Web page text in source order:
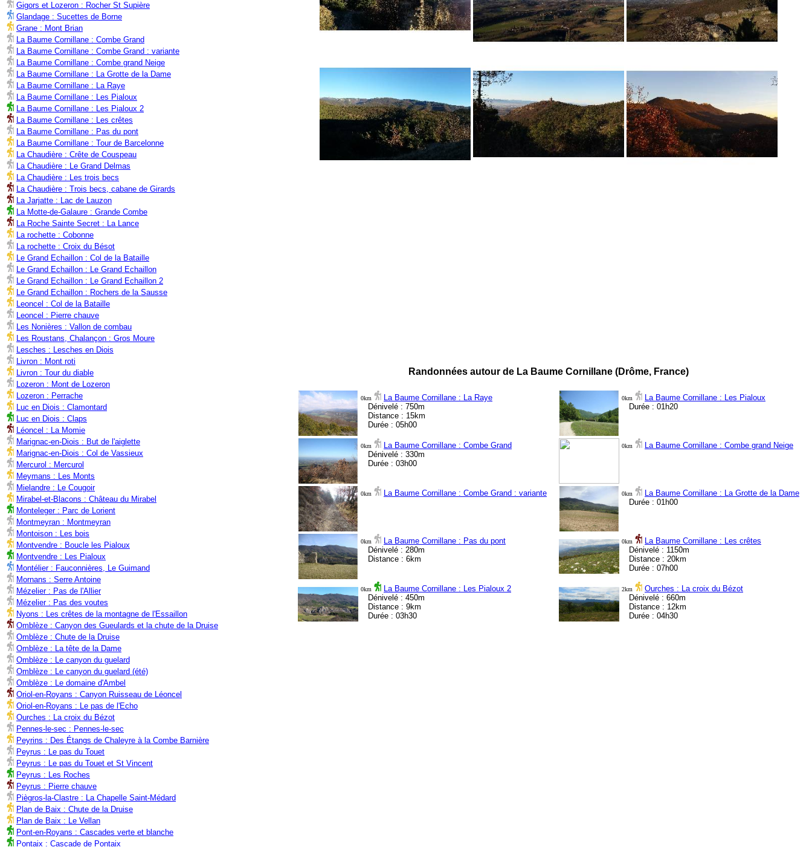
Gigors et Lozeron : Rocher St Supière
Glandage : Sucettes de Borne
Grane : Mont Brian
La Baume Cornillane : Combe Grand
La Baume Cornillane : Combe Grand : variante
La Baume Cornillane : Combe grand Neige
La Baume Cornillane : La Grotte de la Dame
La Baume Cornillane : La Raye
La Baume Cornillane : Les Pialoux
La Baume Cornillane : Les Pialoux 2
La Baume Cornillane : Les crêtes
La Baume Cornillane : Pas du pont
La Baume Cornillane : Tour de Barcelonne
La Chaudière : Crête de Couspeau
La Chaudière : Le Grand Delmas
La Chaudière : Les trois becs
La Chaudière : Trois becs, cabane de Girards
La Jarjatte : Lac de Lauzon
La Motte-de-Galaure : Grande Combe
La Roche Sainte Secret : La Lance
La rochette : Cobonne
La rochette : Croix du Bésot
Le Grand Echaillon : Col de la Bataille
Le Grand Echaillon : Le Grand Echaillon
Le Grand Echaillon : Le Grand Echaillon 2
Le Grand Echaillon : Rochers de la Sausse
Leoncel : Col de la Bataille
Leoncel : Pierre chauve
Les Nonières : Vallon de combau
Les Roustans, Chalançon : Gros Moure
Lesches : Lesches en Diois
Livron : Mont roti
Livron : Tour du diable
Lozeron : Mont de Lozeron
Lozeron : Perrache
Luc en Diois : Clamontard
Luc en Diois : Claps
Léoncel : La Momie
Marignac-en-Diois : But de l'aiglette
Marignac-en-Diois : Col de Vassieux
Mercurol : Mercurol
Meymans : Les Monts
Mielandre : Le Cougoir
Mirabel-et-Blacons : Château du Mirabel
Monteleger : Parc de Lorient
Montmeyran : Montmeyran
Montoison : Les bois
Montvendre : Boucle les Pialoux
Montvendre : Les Pialoux
Montélier : Fauconnières, Le Guimand
Mornans : Serre Antoine
Mézelier : Pas de l'Allier
Mézelier : Pas des voutes
Nyons : Les crêtes de la montagne de l'Essaillon
Omblèze : Canyon des Gueulards et la chute de la Druise
Omblèze : Chute de la Druise
Omblèze : La tête de la Dame
Omblèze : Le canyon du guelard
Omblèze : Le canyon du guelard (été)
Omblèze : Le domaine d'Ambel
Oriol-en-Royans : Canyon Ruisseau de Léoncel
Oriol-en-Royans : Le pas de l'Echo
Ourches : La croix du Bézot
Pennes-le-sec : Pennes-le-sec
Peyrins : Des Étangs de Chaleyre à la Combe Barnière
Peyrus : Le pas du Touet
Peyrus : Le pas du Touet et St Vincent
Peyrus : Les Roches
Peyrus : Pierre chauve
Piègros-la-Clastre : La Chapelle Saint-Médard
Plan de Baix : Chute de la Druise
Plan de Baix : Le Vellan
Pont-en-Royans : Cascades verte et blanche
Pontaix : Cascade de Pontaix
Randonnées autour de La Baume Cornillane (Drôme, France)
0km
La Baume Cornillane : La Raye
Dénivelé : 750m
Distance : 15km
Durée : 05h00
0km
La Baume Cornillane : Les Pialoux
Durée : 01h20
0km
La Baume Cornillane : Combe Grand
Dénivelé : 330m
Durée : 03h00
0km La Baume Cornillane : Combe grand Neige
0km La Baume Cornillane : Combe Grand : variante 0km
La Baume Cornillane : La Grotte de la Dame
Durée : 01h00
0km
La Baume Cornillane : Pas du pont
Dénivelé : 280m
Distance : 6km
0km
La Baume Cornillane : Les crêtes
Dénivelé : 1150m
Distance : 20km
Durée : 07h00
0km
La Baume Cornillane : Les Pialoux 2
Dénivelé : 450m
Distance : 9km
Durée : 03h30
2km
Ourches : La croix du Bézot
Dénivelé : 660m
Distance : 12km
Durée : 04h30